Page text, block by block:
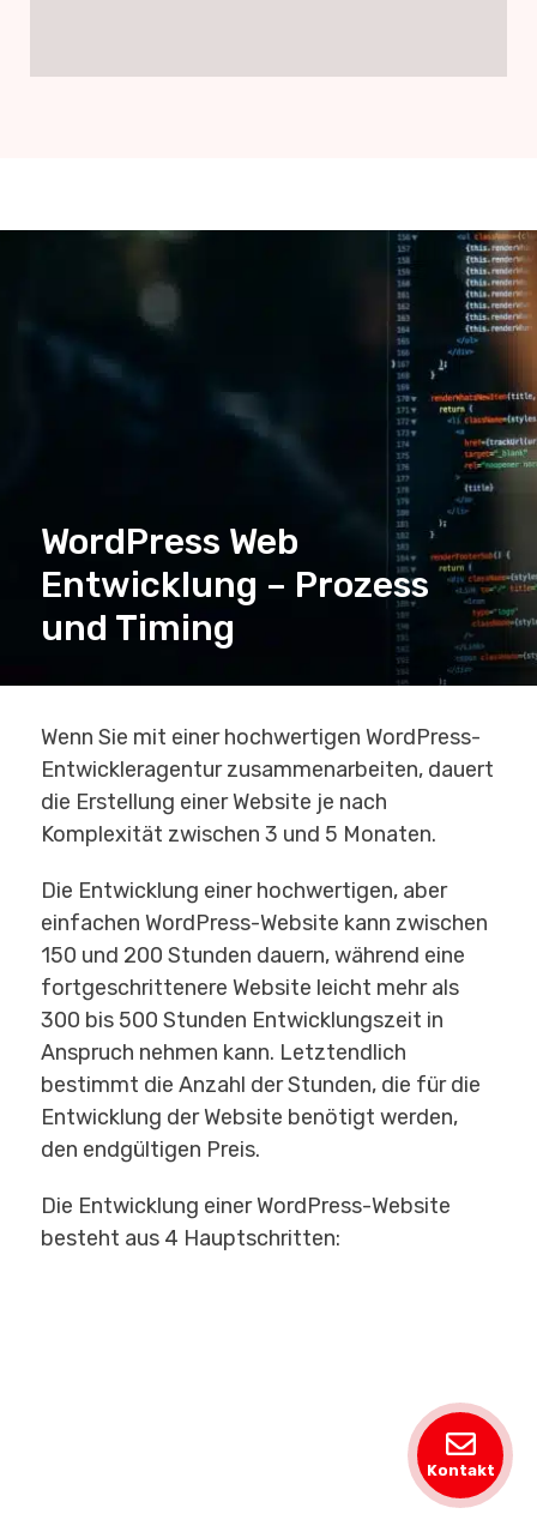
Kontakt
WordPress Web
Entwicklung – Prozess
und Timing
Wenn Sie mit einer hochwertigen WordPress-
Entwickleragentur zusammenarbeiten, dauert
die Erstellung einer Website je nach
Komplexität zwischen 3 und 5 Monaten.
Die Entwicklung einer hochwertigen, aber
einfachen WordPress-Website kann zwischen
150 und 200 Stunden dauern, während eine
fortgeschrittenere Website leicht mehr als
300 bis 500 Stunden Entwicklungszeit in
Anspruch nehmen kann. Letztendlich
bestimmt die Anzahl der Stunden, die für die
Entwicklung der Website benötigt werden,
den endgültigen Preis.
Die Entwicklung einer WordPress-Website
besteht aus 4 Hauptschritten: